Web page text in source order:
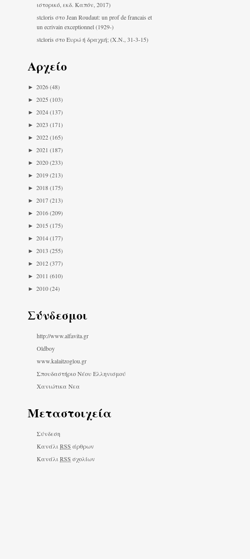
ιστορικό, εκδ. Καπόν, 2017)
stcloris στοJean Roudaut: un prof de francais et
un ecrivain exceptionnel (1929-)
stcloris στοΕυρώ ή δραχμή; (Χ.Ν., 31-3-15)
Αρχείο
► 2026(48)
► 2025(103)
► 2024(137)
► 2023 (171)
► 2022(165)
► 2021 (187)
► 2020(233)
► 2019(213)
► 2018(175)
► 2017(213)
► 2016(209)
► 2015(175)
► 2014(177)
► 2013 (255)
► 2012(377)
► 2011 (610)
► 2010(24)
Σύνδεσμοι
http://www.alfavita.gr
Oldboy
www.kalaitzoglou.gr
Σπουδαστήριο Νέου Ελληνισμού
Χανιώτικα Νεα
Μεταστοιχεία
Σύνδεση
ΚανάλιRSS άρθρων
ΚανάλιRSS σχολίων